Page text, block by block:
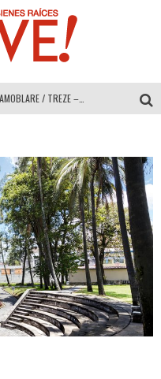
MULTIOFICINAS / AMOBLARE / TREZE – Especial Interiorismo & Decoración 2026
COLINEAL – Especial Interiorismo & Decoración 2026
ADRIANA HOYOS DESIGN STUDIO – Especial Interiorismo & Decoración 2026